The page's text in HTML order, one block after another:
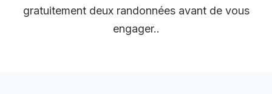
gratuitement deux randonnées avant de vous
engager..